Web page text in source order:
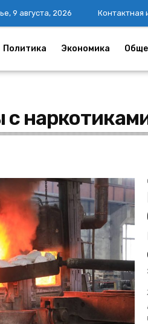
9 августа, 2026 Контактная
Политика Экономика
с